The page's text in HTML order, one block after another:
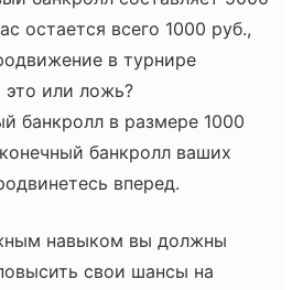
остается всего 1000 руб.,
в турнире
это или ложь?
банкролл в размере 1000
банкролл ваших
вперед.
навыком вы должны
свои шансы на